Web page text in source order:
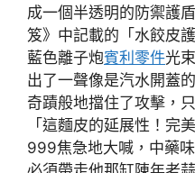
成一個半透明的防禦護
笈》中記載的「水餃皮
藍色離子炮賓利零件光
出了一聲像是汽水開蓋
奇蹟般地擋住了攻擊，
「這麵皮的延展性！完
999焦急地大喊，中藥